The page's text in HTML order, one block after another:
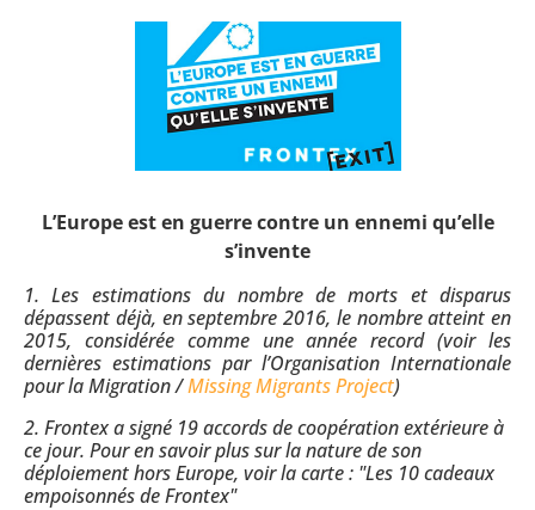
L’Europe est en guerre contre un ennemi qu’elle
s’invente
1. Les estimations du nombre de morts et disparus
dépassent déjà, en septembre 2016, le nombre atteint en
2015, considérée comme une année record (voir les
dernières estimations par l’Organisation Internationale
pour la Migration /Missing Migrants Project)
2. Frontex a signé 19 accords de coopération extérieure à
ce jour. Pour en savoir plus sur la nature de son
déploiement hors Europe, voir la carte : "Les 10 cadeaux
empoisonnés de Frontex"